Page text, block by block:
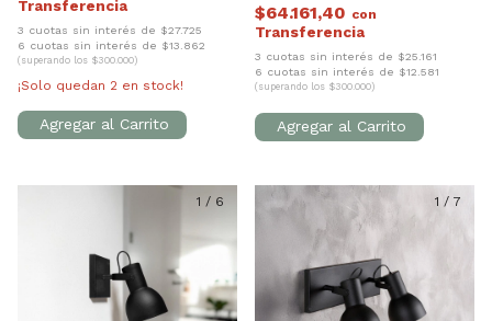
3 cuotas sin interés de $27.725
6 cuotas sin interés de $13.862
(superando los $300.000)
¡Solo quedan 2 en stock!
$64.161,40 con
3 cuotas sin interés de $25.161
6 cuotas sin interés de $12.581
(superando los $300.000)
1 / 6 1 / 7